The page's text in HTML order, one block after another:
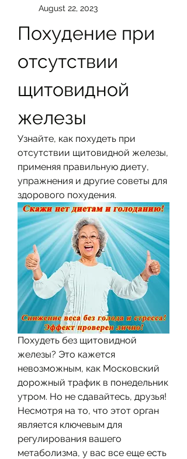
August 22, 2023
Похудение при
отсутствии
щитовидной
железы
Узнайте, как похудеть при
отсутствии щитовидной железы,
применяя правильную диету,
упражнения и другие советы для
здорового похудения.
Похудеть без щитовидной
железы? Это кажется
невозможным, как Московский
дорожный трафик в понедельник
утром. Но не сдавайтесь, друзья!
Несмотря на то, что этот орган
является ключевым для
регулирования вашего
метаболизма, у вас все еще есть